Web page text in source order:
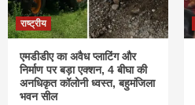
राष्ट्रीय
एमडीडीए का अवैध प्लाटिंग और
निर्माण पर बड़ा एक्शन, 4 बीघा की
अनधिकृत कॉलोनी ध्वस्त, बहुमंजिला
भवन सील